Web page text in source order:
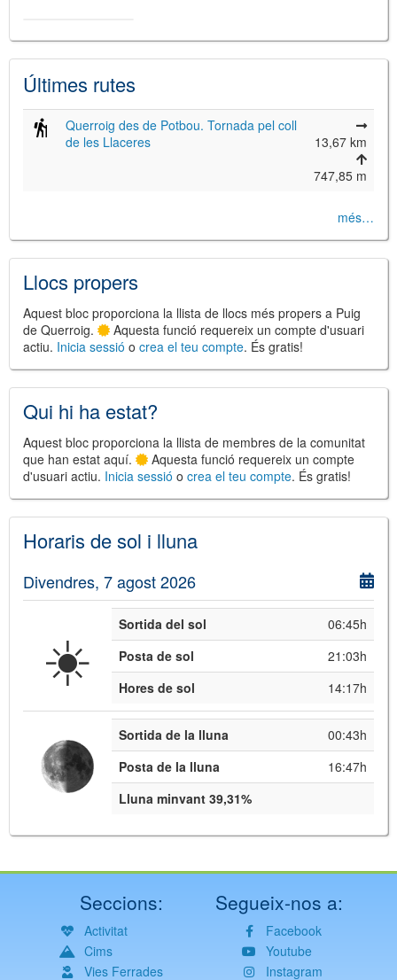
JS library for interactive maps
©OpenStreetMap,OpenTopoMap
and its contributors (CC BY-SH 4.0)
©Institut Cartogràfic i Geològic de
Últimes rutes
Querroig des de Potbou. Tornada pel coll
de les Llaceres
13,67 km
747,85 m
més…
Llocs propers
Aquest bloc proporciona la llista de llocs més propers a Puig
de Querroig.
Aquesta funció requereix un compte d'usuari
actiu. Inicia sessió o crea el teu compte. És gratis!
Qui hi ha estat?
Aquest bloc proporciona la llista de membres de la comunitat
que han estat aquí.
Aquesta funció requereix un compte
d'usuari actiu. Inicia sessió o crea el teu compte. És gratis!
Horaris de sol i lluna
Divendres, 7 agost 2026
☀️ Sortida del sol
06:45h
Posta de sol
21:03h
Hores de sol
14:17h
Sortida de la lluna
00:43h
Posta de la lluna
16:47h
Lluna minvant 39,31%
Seccions:
Activitat
Cims
Vies Ferrades
Segueix-nos a:
Facebook
Youtube
Instagram